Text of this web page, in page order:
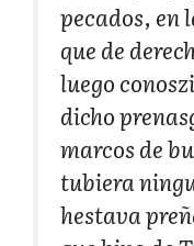
pecados, en
que de
luego
dicho
marcos de
tubiera
hestava